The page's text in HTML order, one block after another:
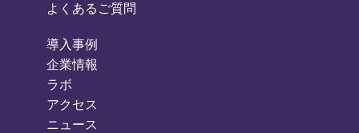
よくあるご質問
導入事例
企業情報
ラボ
アクセス
ニュース